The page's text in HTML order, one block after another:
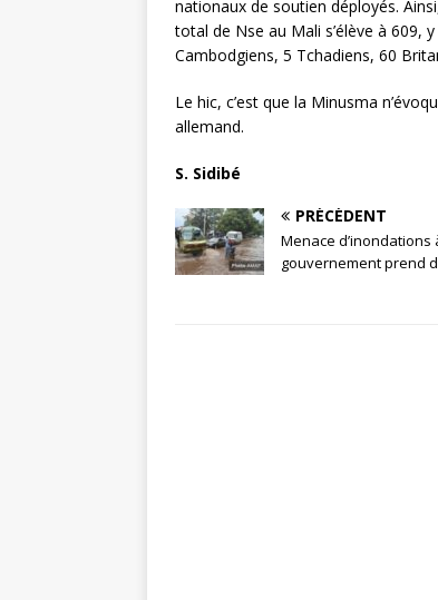
nationaux de soutien déployés.
total de Nse au Mali s’élève à 609,
Cambodgiens, 5 Tchadiens, 60
Le hic, c’est que la Minusma
allemand.
S. Sidibé
PRÉCÉDENT
Menace d’inondations
gouvernement prend